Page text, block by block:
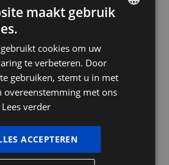
testament in een gesloten
akte van verklaring
verschil met het notarieel
geen onmiddellijke uitvoerbare
moet de algemene legataris
indienen bij de
maakt gebruik
cookies om uw
te verbeteren. Door
gebruiken, stemt u in met
overeenstemming met ons
Lees verder
ACCEPTEREN